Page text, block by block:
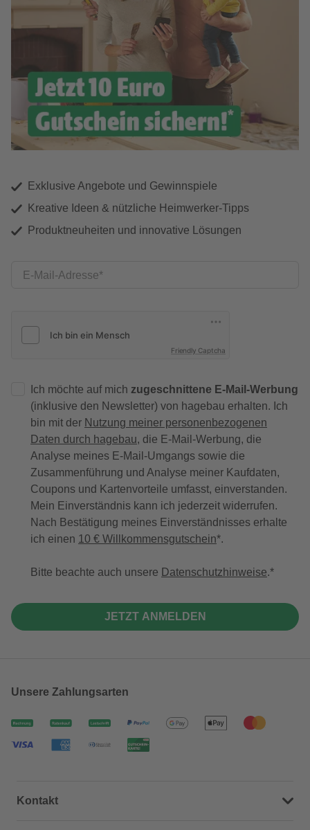
Exklusive Angebote und Gewinnspiele
Kreative Ideen & nützliche Heimwerker-Tipps
Produktneuheiten und innovative Lösungen
E-Mail-Adresse
Friendly Captcha
Ich möchte auf mich zugeschnittene E-Mail-Werbung
(inklusive den Newsletter) von hagebau erhalten. Ich
bin mit der Nutzung meiner personenbezogenen
Daten durch hagebau, die E-Mail-Werbung, die
Analyse meines E-Mail-Umgangs sowie die
Zusammenführung und Analyse meiner Kaufdaten,
Coupons und Kartenvorteile umfasst, einverstanden.
Mein Einverständnis kann ich jederzeit widerrufen.
Nach Bestätigung meines Einverständnisses erhalte
ich einen 10 € Willkommensgutschein*.
Bitte beachte auch unsere Datenschutzhinweise.
JETZT ANMELDEN
Unsere Zahlungsarten
Kontakt